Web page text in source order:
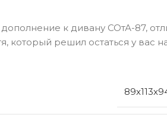
к дивану СОтА-87,
который решил остаться у